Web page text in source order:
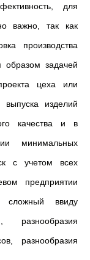
для
важно, так как
производства
образом задачей
цеха или
выпуска изделий
качества и в
минимальных
с учетом всех
предприятии
сложный ввиду
разнообразия
разнообразия